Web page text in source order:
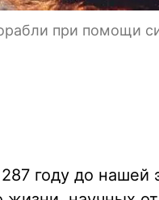
при помощи
году до нашей